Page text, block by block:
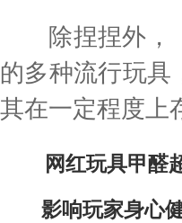
除捏捏外，
的多种流行玩
其在一定程度上
网红玩具甲醛
影响玩家身心